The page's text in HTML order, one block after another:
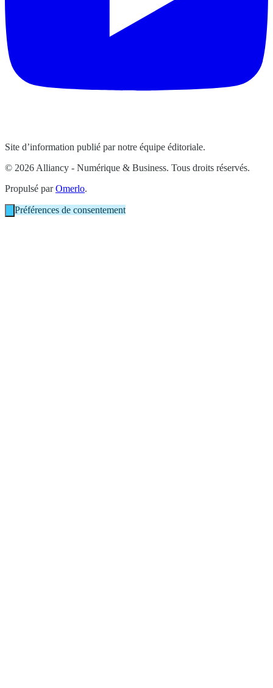
Site d’information publié par notre équipe éditoriale.
© 2026 Alliancy - Numérique & Business. Tous droits réservés.
Propulsé parOmerlo.
Préférences de consentement